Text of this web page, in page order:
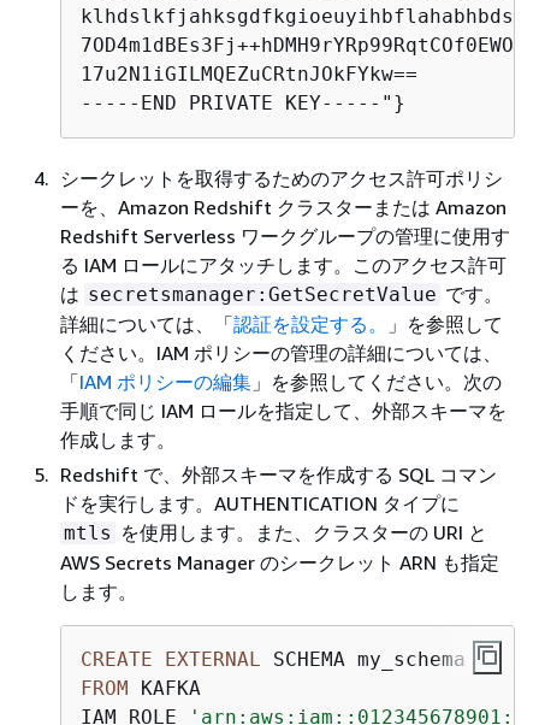
17u2N1iGILMQEZuCRtnJOkFYkw==
-----END PRIVATE KEY-----"}
シークレットを取得するためのアクセス許可ポリシ
ーを、Amazon Redshift クラスターまたは Amazon
Redshift Serverless ワークグループの管理に使用す
る IAM ロールにアタッチします。このアクセス許可
は secretsmanager:GetSecretValue です。
詳細については、「認証を設定する。
」を参照して
ください。IAM ポリシーの管理の詳細については、
「IAM ポリシーの編集 」を参照してください。次の
手順で同じ IAM ロールを指定して、外部スキーマを
作成します。
Redshift で、外部スキーマを作成する SQL コマン
ドを実行します。AUTHENTICATION タイプに
mtls を使用します。また、クラスターの URI と
AWS Secrets Manager のシークレット ARN も指定
します。
CREATE EXTERNAL
FROM KAFKA
IAM_ROLE